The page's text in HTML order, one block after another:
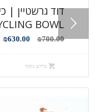
דוד גרשטיין |
BOWL
₪700.00
המחיר
₪630.00
מידע נוסף